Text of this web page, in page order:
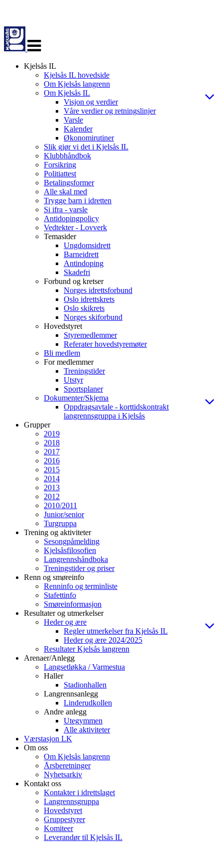
navigasjon
Kjelsås IL
Kjelsås IL hovedside
Om Kjelsås langrenn
Om Kjelsås IL
Visjon og verdier
Våre verdier og retningslinjer
Varsle
Kalender
Økonomirutiner
Slik gjør vi det i Kjelsås IL
Klubbhåndbok
Forsikring
Politiattest
Betalingsformer
Alle skal med
Trygge barn i idretten
Si ifra - varsle
Antidopingpolicy
Vedtekter - Lovverk
Temasider
Ungdomsidrett
Barneidrett
Antindoping
Skadefri
Forbund og kretser
Norges idrettsforbund
Oslo idrettskrets
Oslo skikrets
Norges skiforbund
Hovedstyret
Styremedlemmer
Referater hovedstyremøter
Bli medlem
For medlemmer
Treningstider
Utstyr
Sportsplaner
Dokumenter/Skjema
Oppdragsavtale - korttidskontrakt
langrennsgruppa i Kjelsås
Grupper
2019
2018
2017
2016
2015
2014
2013
2012
2010/2011
Junior/senior
Turgruppa
Trening og aktiviteter
Sesongpåmelding
Kjelsåsfilosofien
Langrennshåndboka
Treningstider og priser
Renn og smøreinfo
Renninfo og terminliste
Stafettinfo
Smøreinformasjon
Resultater og utmerkelser
Heder og ære
Regler utmerkelser fra Kjelsås IL
Heder og ære 2024/2025
Resultater Kjelsås langrenn
Arenaer/Anlegg
Langsetløkka / Varmestua
Haller
Stadionhallen
Langrennsanlegg
Linderudkollen
Andre anlegg
Utegymmen
Alle aktiviteter
Værstasjon LK
Om oss
Om Kjelsås langrenn
Årsberetninger
Nyhetsarkiv
Kontakt oss
Kontakter i idrettslaget
Langrennsgruppa
Hovedstyret
Gruppestyrer
Komiteer
Leverandør til Kjelsås IL